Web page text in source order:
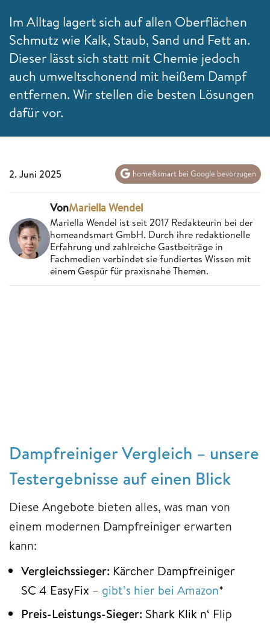
Im Alltag lagert sich auf allen Oberflächen
Schmutz wie Kalk, Staub, Sand und Fett an.
Dieser lässt sich statt mit Chemie jedoch
auch umweltschonend mit heißem Dampf
entfernen. Wir stellen die besten Lösungen
dafür vor.
2. Juni 2025 home&smart bei Google bevorzugen
VonMariella Wendel
Mariella Wendel ist seit 2017 Redakteurin bei der
homeandsmart GmbH. Durch ihre redaktionelle
Erfahrung und zahlreiche Gastbeiträge in
Fachmedien verbindet sie fundiertes Wissen mit
einem Gespür für praxisnahe Themen.
Dampfreiniger Vergleich – unsere
Testergebnisse auf einen Blick
Diese Angebote bieten alles, was man von
einem modernen Dampfreiniger erwarten
kann:
Vergleichssieger: Kärcher Dampfreiniger
SC 4 EasyFix – gibt’s hier bei Amazon*
Preis-Leistungs-Sieger: Shark Klik n‘ Flip